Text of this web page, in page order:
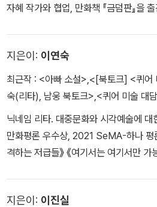
자혜 작가와 협업, 만화책 『금덤판』을
지은이: 이연숙
최근작 : <아빠 소설> <[북토크] <퀴어
숙(리타), 남웅 북토크> <퀴어 미술 대
닉네임 리타. 대중문화와 시각예술에
만화평론 우수상, 2021 SeMA-하나 평
격하는 저급들》 《여기서는 여기서만 가
지은이: 이진실